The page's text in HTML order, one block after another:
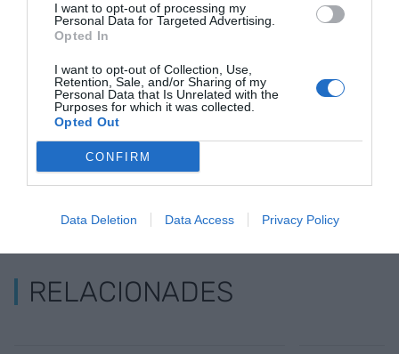
I want to opt-out of processing my
Personal Data for Targeted Advertising.
Opted In
I want to opt-out of Collection, Use,
Retention, Sale, and/or Sharing of my
Personal Data that Is Unrelated with the
Purposes for which it was collected.
Opted Out
CONFIRM
Data Deletion Data Access Privacy Policy
Afegir
Google de forma gratuïta
Estigues informat amb les últimes notícies d'actualitat
ACTIVAR ARA
RELACIONADES